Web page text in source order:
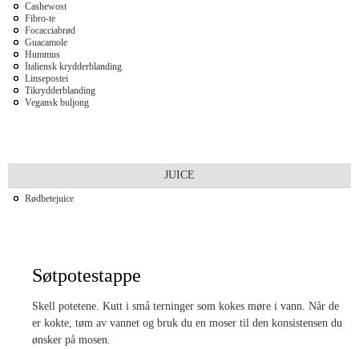
Cashewost
Fibro-te
Focacciabrød
Guacamole
Hummus
Italiensk krydderblanding
Linsepostei
Tikrydderblanding
Vegansk buljong
JUICE
Rødbetejuice
Søtpotestappe
Skell potetene. Kutt i små terninger som kokes møre i vann. Når de
er kokte, tøm av vannet og bruk du en moser til den konsistensen du
ønsker på mosen.